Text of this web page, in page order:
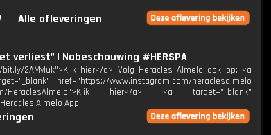
Alle afleveringen
verliest" | Nabeschouwing #HERSPA
2AMvIuk">Klik hier</a> Volg Heracles Almelo ook op: <a
href="https://www.instagram.com/heraclesalmelo
HeraclesAlmelo">Klik hier</a> <a target="_blank"
Almelo App